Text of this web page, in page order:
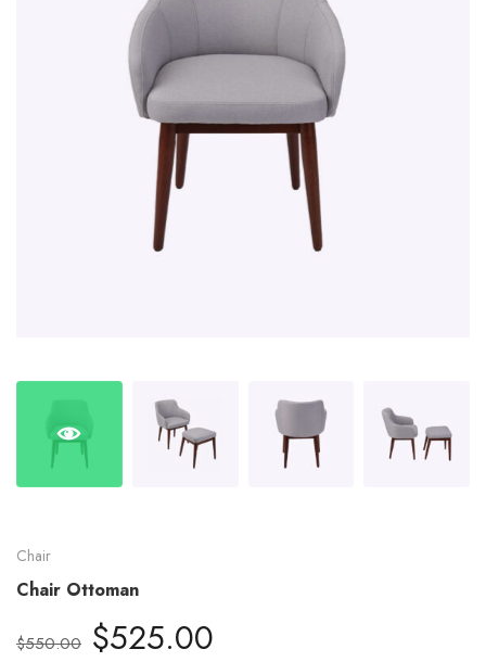
Chair
Chair Ottoman
$550.00 Первоначальная
$525.00